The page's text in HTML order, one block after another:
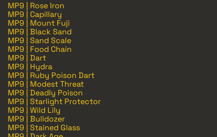
MP9 | Rose Iron
MP9 | Capillary
MP9 | Mount Fuji
MP9 | Black Sand
MP9 | Sand Scale
MP9 | Food Chain
MP9 | Dart
MP9 | Hydra
MP9 | Ruby Poison Dart
MP9 | Modest Threat
MP9 | Deadly Poison
MP9 | Starlight Protector
MP9 | Wild Lily
MP9 | Bulldozer
MP9 | Stained Glass